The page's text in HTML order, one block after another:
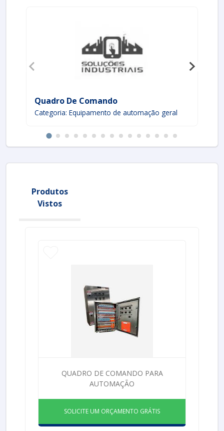
Quadro De Comando
Categoria: Equipamento de automação geral
Produtos
Vistos
QUADRO DE COMANDO PARA
AUTOMAÇÃO
SOLICITE UM ORÇAMENTO GRÁTIS